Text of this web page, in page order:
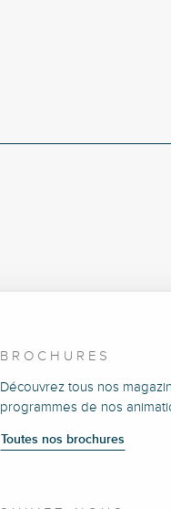
BROCHURES
Découvrez tous nos
programmes de nos
Toutes nos brochures